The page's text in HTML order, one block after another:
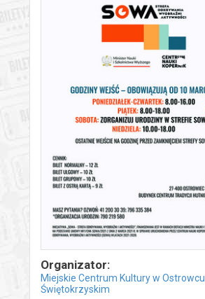
Organizator:
Miejskie Centrum Kultury w Ostrowcu
Świętokrzyskim